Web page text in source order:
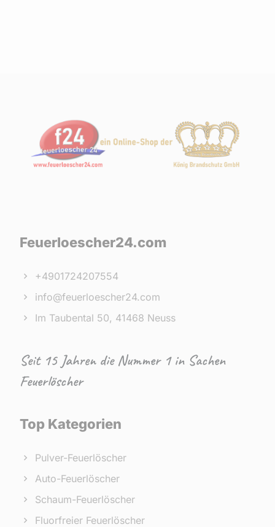
Feuerloescher24.com
+4901724207554
info@feuerloescher24.com
Im Taubental 50, 41468 Neuss
Seit 15 Jahren die Nummer 1 in Sachen
Feuerlöscher
Top Kategorien
Pulver-Feuerlöscher
Auto-Feuerlöscher
Schaum-Feuerlöscher
Fluorfreier Feuerlöscher